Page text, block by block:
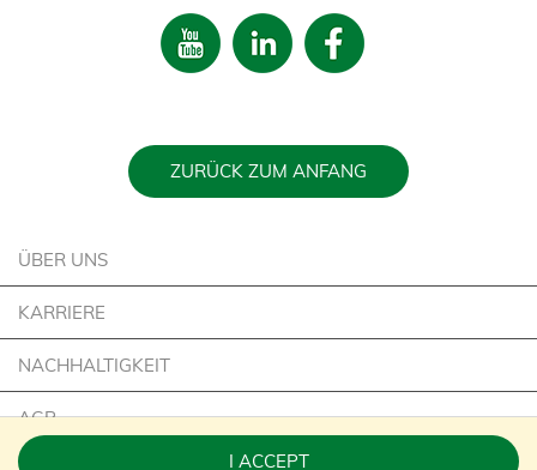
I ACCEPT
ZURÜCK ZUM ANFANG
ÜBER UNS
KARRIERE
NACHHALTIGKEIT
AGB